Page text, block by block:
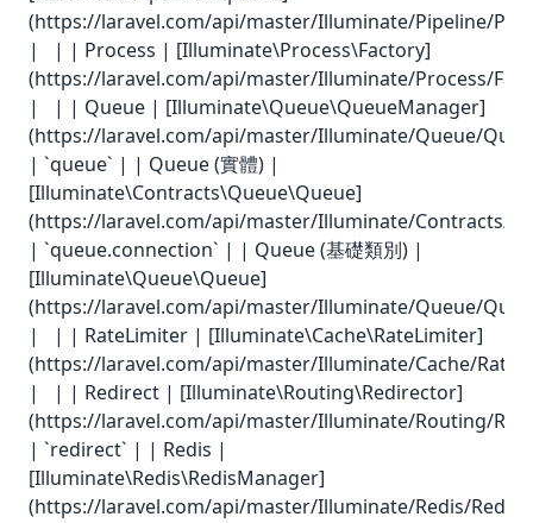
(https://laravel.com/api/master/Illuminate/Pipeline/
| | | Process | [Illuminate\Process\Factory]
(https://laravel.com/api/master/Illuminate/Process/
| | | Queue | [Illuminate\Queue\QueueManager]
(https://laravel.com/api/master/Illuminate/Queue/
| `queue` | | Queue (實體) |
[Illuminate\Contracts\Queue\Queue]
(https://laravel.com/api/master/Illuminate/Contracts/
| `queue.connection` | | Queue (基礎類別) |
[Illuminate\Queue\Queue]
(https://laravel.com/api/master/Illuminate/Queue/
| | | RateLimiter | [Illuminate\Cache\RateLimiter]
(https://laravel.com/api/master/Illuminate/Cache/
| | | Redirect | [Illuminate\Routing\Redirector]
(https://laravel.com/api/master/Illuminate/Routing/
| `redirect` | | Redis |
[Illuminate\Redis\RedisManager]
(https://laravel.com/api/master/Illuminate/Redis/